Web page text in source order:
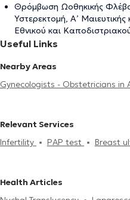
Θρόμβωση Ωοθηκικής
Υστερεκτομή, Α’ Μαιευτικής
Εθνικού και
Useful Links
Nearby Areas
Gynecologists - Obstetricians in
Gynecologists - Obstetricians in
Obstetricians in ILISIA
Relevant Services
Infertility
PAP test Breast
Contraception
Health Articles